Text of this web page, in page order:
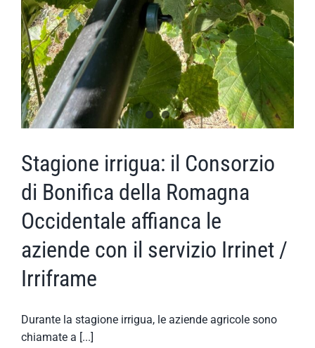
Stagione irrigua: il Consorzio
di Bonifica della Romagna
Occidentale affianca le
aziende con il servizio Irrinet /
Irriframe
Durante la stagione irrigua, le aziende agricole sono
chiamate a [...]